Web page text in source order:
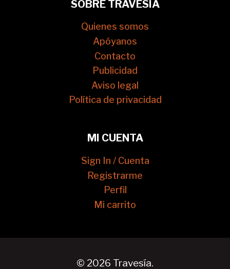
SOBRE TRAVESÍA
Quienes somos
Apóyanos
Contacto
Publicidad
Aviso legal
Política de privacidad
MI CUENTA
Sign In / Cuenta
Registrarme
Perfil
Mi carrito
© 2026 Travesía.